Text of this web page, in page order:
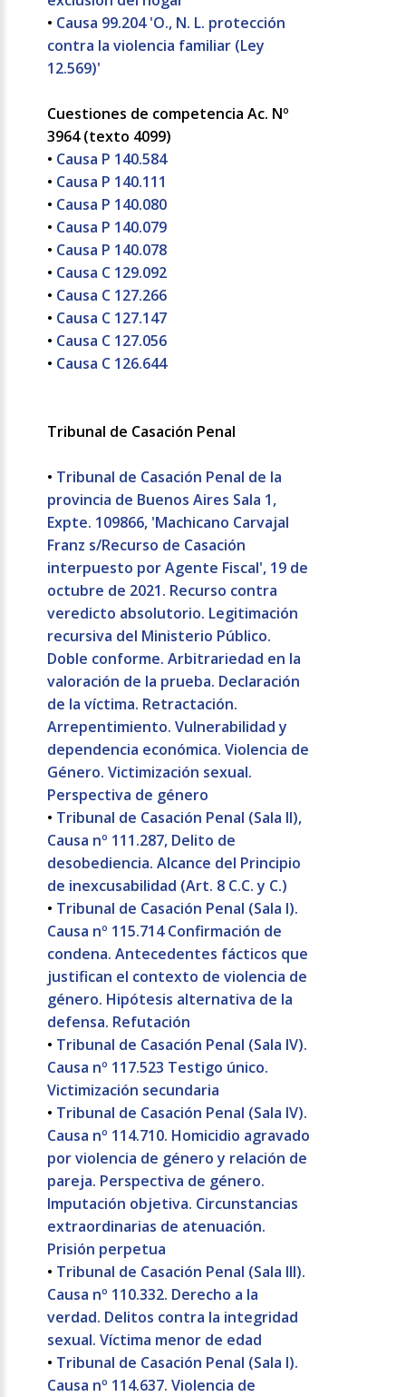
• Causa 99.204 'O., N. L. protección
contra la violencia familiar (Ley
12.569)'
Cuestiones de competencia Ac. Nº
3964 (texto 4099)
• Causa P 140.584
• Causa P 140.111
• Causa P 140.080
• Causa P 140.079
• Causa P 140.078
• Causa C 129.092
• Causa C 127.266
• Causa C 127.147
• Causa C 127.056
• Causa C 126.644
Tribunal de Casación Penal
• Tribunal de Casación Penal de la
provincia de Buenos Aires Sala 1,
Expte. 109866, 'Machicano Carvajal
Franz s/Recurso de Casación
interpuesto por Agente Fiscal', 19 de
octubre de 2021. Recurso contra
veredicto absolutorio. Legitimación
recursiva del Ministerio Público.
Doble conforme. Arbitrariedad en la
valoración de la prueba. Declaración
de la víctima. Retractación.
Arrepentimiento. Vulnerabilidad y
dependencia económica. Violencia de
Género. Victimización sexual.
Perspectiva de género
• Tribunal de Casación Penal (Sala II),
Causa nº 111.287, Delito de
desobediencia. Alcance del Principio
de inexcusabilidad (Art. 8 C.C. y C.)
• Tribunal de Casación Penal (Sala I).
Causa nº 115.714 Confirmación de
condena. Antecedentes fácticos que
justifican el contexto de violencia de
género. Hipótesis alternativa de la
defensa. Refutación
• Tribunal de Casación Penal (Sala IV).
Causa nº 117.523 Testigo único.
Victimización secundaria
• Tribunal de Casación Penal (Sala IV).
Causa nº 114.710. Homicidio agravado
por violencia de género y relación de
pareja. Perspectiva de género.
Imputación objetiva. Circunstancias
extraordinarias de atenuación.
Prisión perpetua
• Tribunal de Casación Penal (Sala III).
Causa nº 110.332. Derecho a la
verdad. Delitos contra la integridad
sexual. Víctima menor de edad
• Tribunal de Casación Penal (Sala I).
Causa nº 114.637. Violencia de